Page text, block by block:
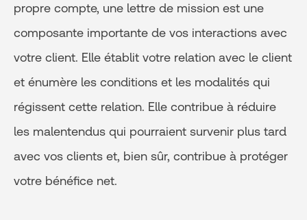
propre compte, une lettre de mission est une
composante importante de vos interactions avec
votre client. Elle établit votre relation avec le client
et énumère les conditions et les modalités qui
régissent cette relation. Elle contribue à réduire
les malentendus qui pourraient survenir plus tard
avec vos clients et, bien sûr, contribue à protéger
votre bénéfice net.